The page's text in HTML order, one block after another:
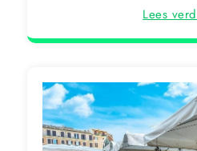
Lees